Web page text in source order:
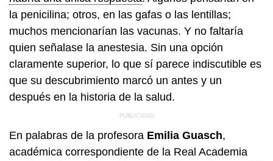
la penicilina; otros, en las gafas o las lentillas;
muchos mencionarían las vacunas. Y no faltaría
quien señalase la anestesia. Sin una opción
claramente superior, lo que sí parece indiscutible es
que su descubrimiento marcó un antes y un
después en la historia de la salud.
En palabras de la profesora Emilia Guasch,
académica correspondiente de la Real Academia